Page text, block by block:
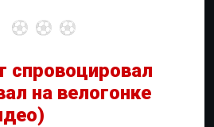
спровоцировал
на велогонке